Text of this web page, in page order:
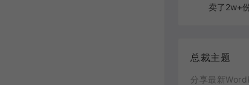
卖了2w+
总裁主题
分享最新